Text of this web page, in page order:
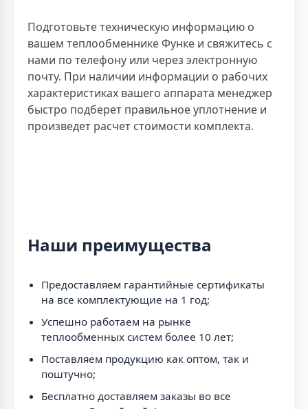
Подготовьте техническую информацию о
вашем теплообменнике Функе и свяжитесь с
нами по телефону или через электронную
почту. При наличии информации о рабочих
характеристиках вашего аппарата менеджер
быстро подберет правильное уплотнение и
произведет расчет стоимости комплекта.
Наши преимущества
Предоставляем гарантийные сертификаты
на все комплектующие на 1 год;
Успешно работаем на рынке
теплообменных систем более 10 лет;
Поставляем продукцию как оптом, так и
поштучно;
Бесплатно доставляем заказы во все